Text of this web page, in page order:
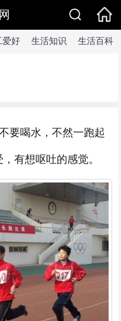
爱好 生活知识 生活百科
要喝水，不然一跑起
有想呕吐的感觉。